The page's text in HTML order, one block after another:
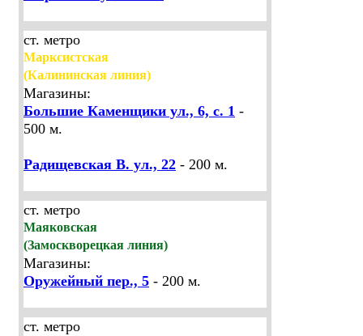
ст. метро
Марксистская
(Калининская линия)
Магазины:
Большие Каменщики ул., 6, с. 1 -
500 м.
Радищевская В. ул., 22 - 200 м.
ст. метро
Маяковская
(Замоскворецкая линия)
Магазины:
Оружейный пер., 5 - 200 м.
ст. метро